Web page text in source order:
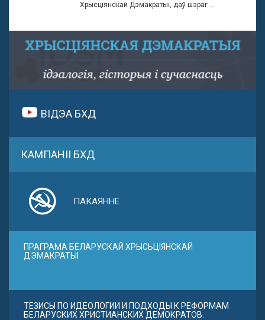
Хрысціянскай Дэмакратыі, даў шэраг ...
ВІДЭА БХД
КАМПАНІІ БХД
ПАКАЯННЕ
ПРАГРАМА БЕЛАРУСКАЙ ХРЫСЬЦІЯНСКАЙ
ДЭМАКРАТЫІ
ТЕЗИСЫ ПО ИДЕОЛОГИИ И ПОДХОДЫ К РЕФОРМАМ
БЕЛАРУСКИХ ХРИСТИАНСКИХ ДЕМОКРАТОВ.